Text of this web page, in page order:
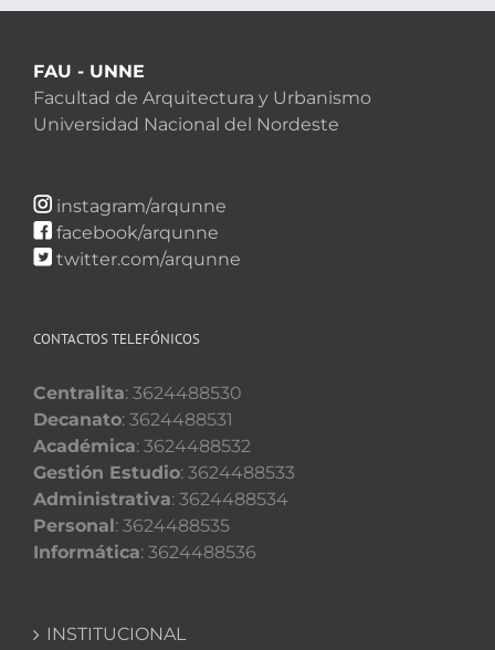
FAU - UNNE
Facultad de Arquitectura y Urbanismo
Universidad Nacional del Nordeste
instagram/arqunne
facebook/arqunne
twitter.com/arqunne
CONTACTOS TELEFÓNICOS
Centralita: 3624488530
Decanato: 3624488531
Académica: 3624488532
Gestión Estudio: 3624488533
Administrativa: 3624488534
Personal: 3624488535
Informática: 3624488536
INSTITUCIONAL